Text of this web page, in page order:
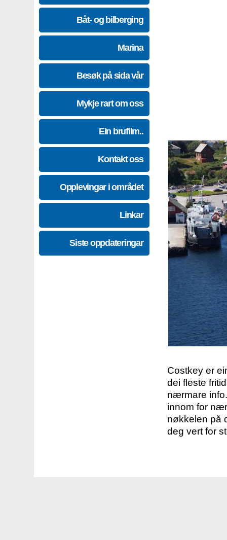
Båt- og bilberging
Marina
Besøk på sida vår
Mykje rart om oss
Ein brufilm..
Kontakt oss
Opplevingar i området
Linkar
Siste oppdateringar
Costkey er
dei fleste
nærmare
innom for
nøkkelen på
deg vert for